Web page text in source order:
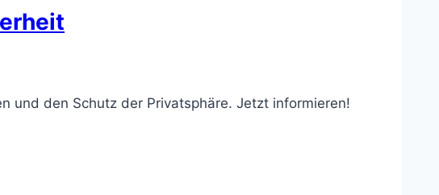
und den Schutz der Privatsphäre. Jetzt informieren!